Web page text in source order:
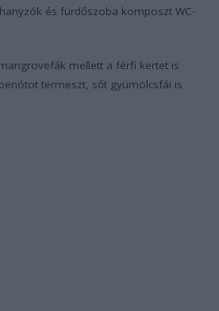
és fürdőszoba komposzt WC-
mellett a férfi kertet is
termeszt, sőt gyümölcsfái is